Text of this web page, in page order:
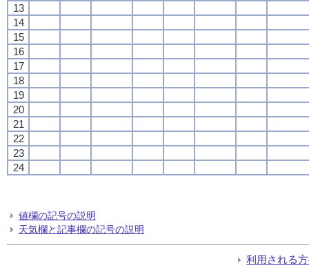
13
14
15
16
17
18
19
20
21
22
23
24
値欄の記号の説明
天気欄と記事欄の記号の説明
利用される